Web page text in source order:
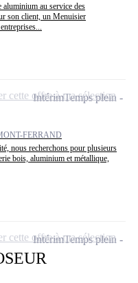
aluminium au service des
son client, un Menuisier
FERRAND
nous recherchons pour plusieurs
bois, aluminium et métallique,
IntérimTemps plein
cette offre à ma sélection
IntérimTemps plein
cette offre à ma sélection